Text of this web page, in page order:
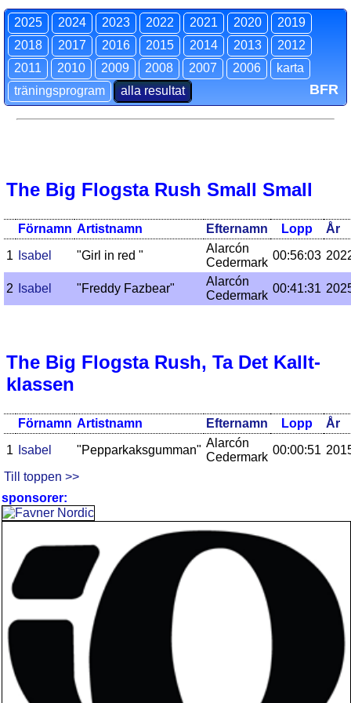
2025 2024 2023 2022 2021 2020
2019
2018
2017 2016 2015 2014 2013
2012
2011
2010 2009 2008 2007 2006
karta
träningsprogram
alla resultat BFR
The Big Flogsta Rush Small Small
Förnamn Artistnamn Efternamn Lopp
År
1
Isabel "Girl in red "
Alarcón
Cedermark
00:56:03
2 Isabel "Freddy Fazbear"
Alarcón
Cedermark
00:41:31
The Big Flogsta Rush, Ta Det Kallt-
klassen
Förnamn Artistnamn Efternamn Lopp
År
1
Isabel "Pepparkaksgumman"
Alarcón
Cedermark
00:00:51
Till toppen >>
sponsorer: